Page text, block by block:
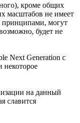
кроме общих
масштабов не имеет
принципами, могут
будет не
Next Generation с
некоторое
на данный
славится